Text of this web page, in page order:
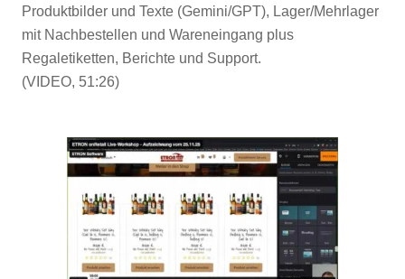
Produktbilder und Texte (Gemini/GPT), Lager/Mehrlager
mit Nachbestellen und Wareneingang plus
Regaletiketten, Berichte und Support.
(VIDEO, 51:26)